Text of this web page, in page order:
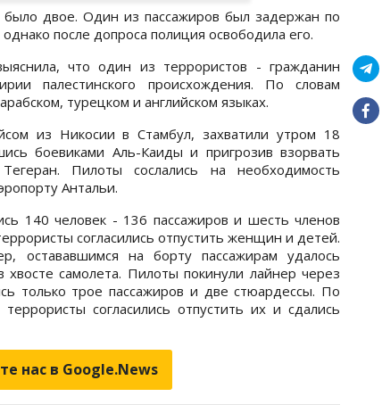
двое. Один из пассажиров был задержан по
после допроса полиция освободила его.
что один из террористов - гражданин
палестинского происхождения. По словам
турецком и английском языках.
из Никосии в Стамбул, захватили утром 18
боевиками Аль-Каиды и пригрозив взорвать
Пилоты сослались на необходимость
Антальи.
140 человек - 136 пассажиров и шесть членов
согласились отпустить женщин и детей.
остававшимся на борту пассажирам удалось
самолета. Пилоты покинули лайнер через
только трое пассажиров и две стюардессы. По
согласились отпустить их и сдались
нас в Google.News